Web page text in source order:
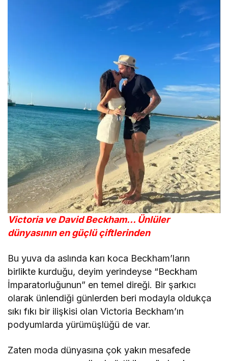
Victoria ve David Beckham… Ünlüler
dünyasının en güçlü çiftlerinden
Bu yuva da aslında karı koca Beckham’ların
birlikte kurduğu, deyim yerindeyse “Beckham
İmparatorluğunun” en temel direği. Bir şarkıcı
olarak ünlendiği günlerden beri modayla oldukça
sıkı fıkı bir ilişkisi olan Victoria Beckham’ın
podyumlarda yürümüşlüğü de var.
Zaten moda dünyasına çok yakın mesafede